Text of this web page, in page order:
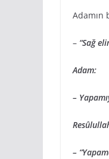
Adamın
– “Sağ
Adam:
–
–